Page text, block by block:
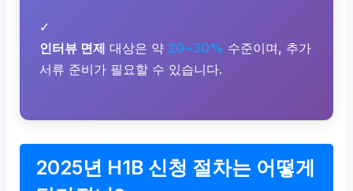
✓
인터뷰 면제 대상은 약 20~30% 수준이며, 추가
서류 준비가 필요할 수 있습니다.
2025년 H1B 신청 절차는 어떻게